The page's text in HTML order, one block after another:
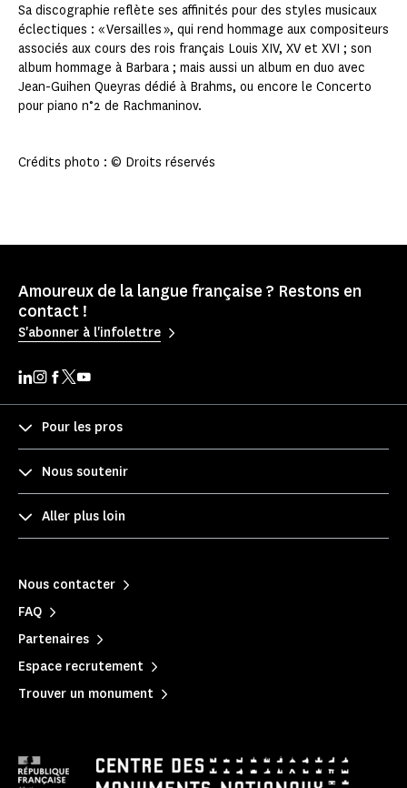
Sa discographie reflète ses affinités pour des styles musicaux
éclectiques : « Versailles », qui rend hommage aux compositeurs
associés aux cours des rois français Louis XIV, XV et XVI ; son
album hommage à Barbara ; mais aussi un album en duo avec
Jean-Guihen Queyras dédié à Brahms, ou encore le Concerto
pour piano n°2 de Rachmaninov.
Crédits photo : © Droits réservés
Amoureux de la langue française ? Restons en
contact !
S'abonner à l'infolettre
Pour les pros
Nous soutenir
Aller plus loin
Nous contacter
FAQ
Partenaires
Espace recrutement
Trouver un monument